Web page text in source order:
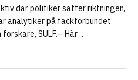
där politiker sätter riktningen,
analytiker på fackförbundet
SULF.– Här…